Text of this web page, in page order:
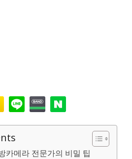
카메라 전문가의 비밀 팁